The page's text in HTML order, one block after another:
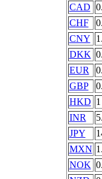
CAD
CHF
CNY
DKK
EUR
GBP
HKD 1
INR
JPY
MXN
NOK